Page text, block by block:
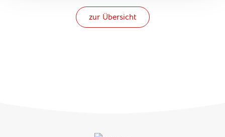
zur Übersicht